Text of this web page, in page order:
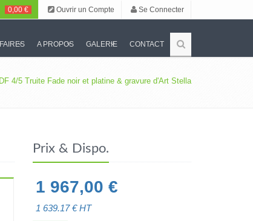
0,00 € Ouvrir un Compte Se Connecter
A PROPOS GALERIE CONTACT
4/5 Truite Fade noir et platine & gravure d'Art Stella
Prix & Dispo.
1 967,00 €
1 639.17€ HT